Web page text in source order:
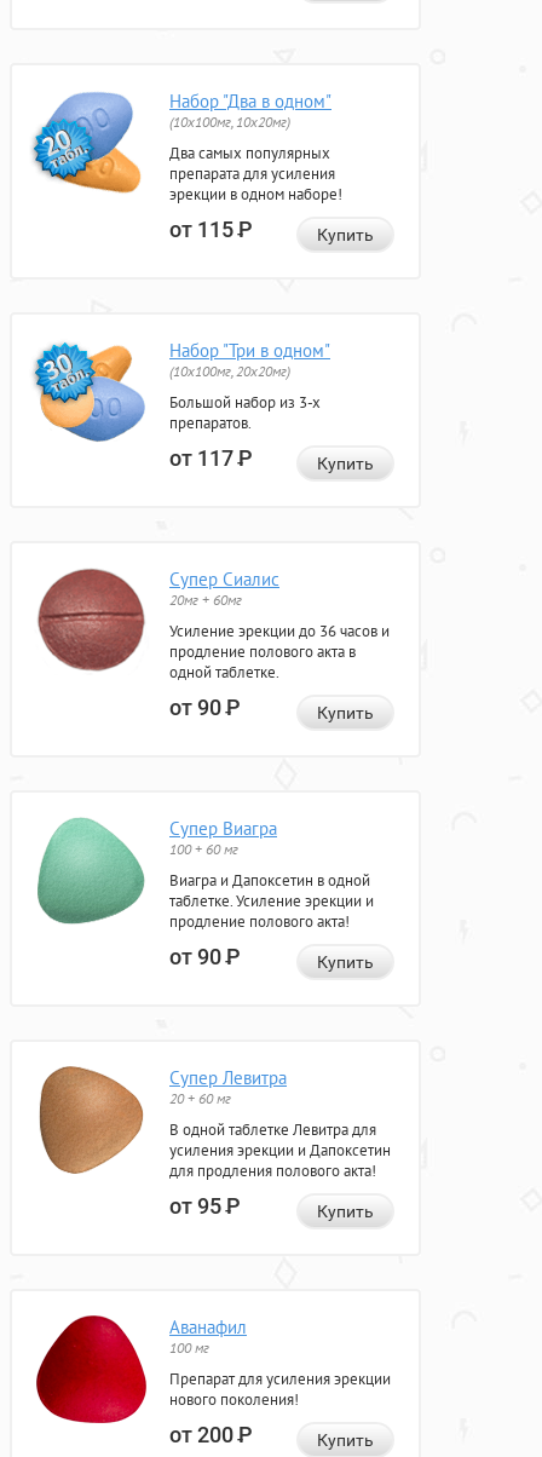
Набор "Два в одном"
(10x100мг, 10x20мг)
Два самых популярных
препарата для усиления
эрекции в одном наборе!
от 115Р Купить
Набор "Три в одном"
(10x100мг, 20x20мг)
Большой набор из 3-х
препаратов.
от 117Р Купить
Супер Сиалис
20мг + 60мг
Усиление эрекции до 36 часов и
продление полового акта в
одной таблетке.
от 90Р Купить
Супер Виагра
100 + 60 мг
Виагра и Дапоксетин в одной
таблетке. Усиление эрекции и
продление полового акта!
от 90Р Купить
Супер Левитра
20 + 60 мг
В одной таблетке Левитра для
усиления эрекции и Дапоксетин
для продления полового акта!
от 95Р Купить
Аванафил
100 мг
Препарат для усиления эрекции
нового поколения!
от 200Р Купить